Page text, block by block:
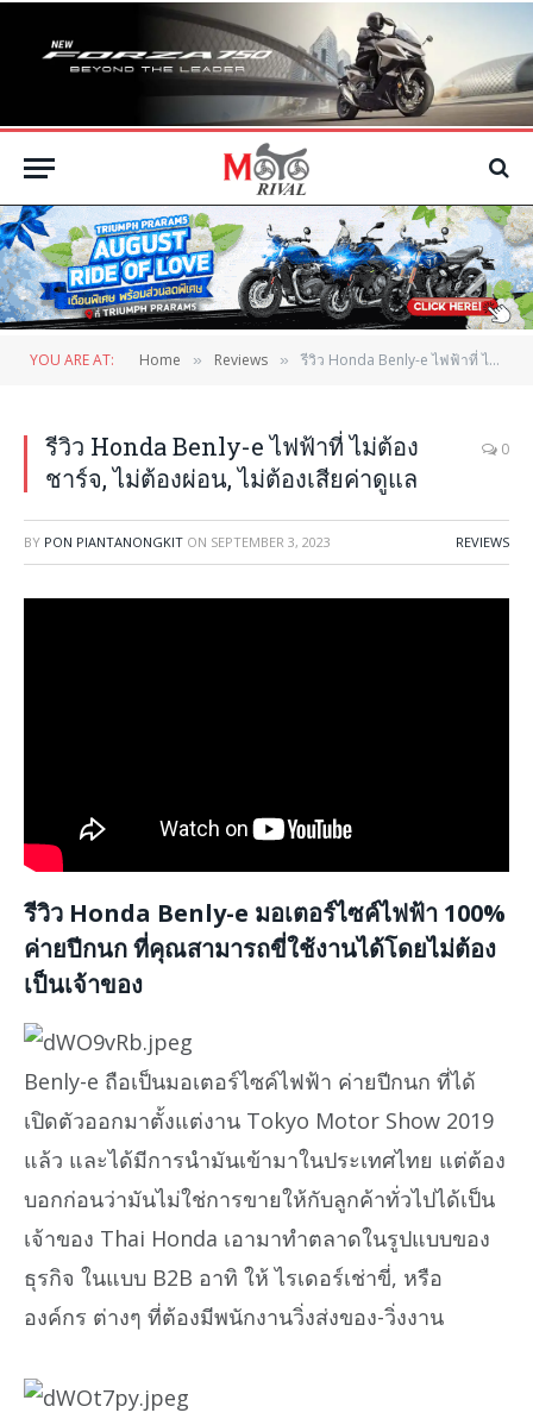
YOU ARE AT: Home » Reviews » รีวิว Honda Benly-e ไฟฟ้าที่ ไม่ต้องชาร์จ, ไม่ต้องผ่อน, ไม่ต้องเสียค่าดูแล
รีวิว Honda Benly-e ไฟฟ้าที่ ไม่ต้อง
ชาร์จ, ไม่ต้องผ่อน, ไม่ต้องเสียค่าดูแล
0
BY PON PIANTANONGKIT ON SEPTEMBER 3, 2023 REVIEWS
รีวิว Honda Benly-e มอเตอร์ไซค์ไฟฟ้า 100%
ค่ายปีกนก ที่คุณสามารถขี่ใช้งานได้โดยไม่ต้อง
เป็นเจ้าของ
Benly-e ถือเป็นมอเตอร์ไซค์ไฟฟ้า ค่ายปีกนก ที่ได้
เปิดตัวออกมาตั้งแต่งาน Tokyo Motor Show 2019
แล้ว และได้มีการนำมันเข้ามาในประเทศไทย แต่ต้อง
บอกก่อนว่ามันไม่ใช่การขายให้กับลูกค้าทั่วไปได้เป็น
เจ้าของ Thai Honda เอามาทำตลาดในรูปแบบของ
ธุรกิจ ในแบบ B2B อาทิ ให้ ไรเดอร์เช่าขี่, หรือ
องค์กร ต่างๆ ที่ต้องมีพนักงานวิ่งส่งของ-วิ่งงาน